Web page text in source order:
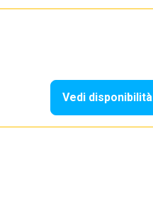
Vedi disponibilità